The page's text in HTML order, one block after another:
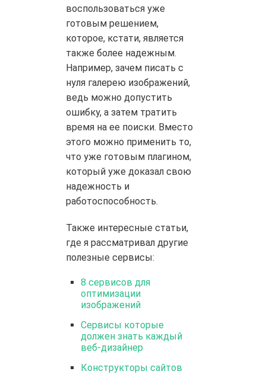
воспользоваться уже
готовым решением,
которое, кстати, является
также более надежным.
Например, зачем писать с
нуля галерею изображений,
ведь можно допустить
ошибку, а затем тратить
время на ее поиски. Вместо
этого можно применить то,
что уже готовым плагином,
который уже доказал свою
надежность и
работоспособность.
Также интересные статьи,
где я рассматривал другие
полезные сервисы:
8 сервисов для
оптимизации
изображений
Сервисы которые
должен знать каждый
веб-дизайнер
Конструкторы сайтов